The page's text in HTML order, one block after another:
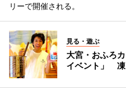
リーで開催される。
見る・遊ぶ
大宮・おふろ
イベント」 凍